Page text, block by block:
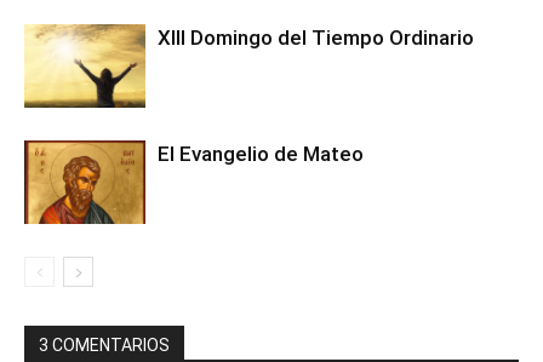
XIII Domingo del Tiempo Ordinario
El Evangelio de Mateo
3 COMENTARIOS